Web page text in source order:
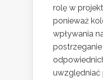
rolę w
ponieważ
wpływania
uwzględniać